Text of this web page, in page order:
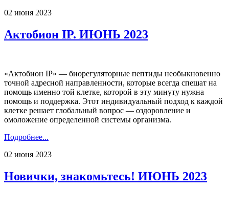
02 июня 2023
Актобион IP. ИЮНЬ 2023
«Актобион IP» — биорегуляторные пептиды необыкновенно
точной адресной направленности, которые всегда спешат на
помощь именно той клетке, которой в эту минуту нужна
помощь и поддержка. Этот индивидуальный подход к каждой
клетке решает глобальный вопрос — оздоровление и
омоложение определенной системы организма.
Подробнее...
02 июня 2023
Новички, знакомьтесь! ИЮНЬ 2023